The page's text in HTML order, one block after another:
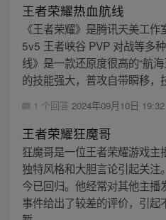
王者荣耀热血航线
《王者荣耀》是腾讯天美工
5v5 王者峡谷 PVP 对战等多
线》是一款还原度很高的“航
的技能强大，普攻自带瞬移，
1 个回答 2024年09月10日 19:32
王者荣耀狂魔哥
狂魔哥是一位王者荣耀游戏主
独特风格和大胆言论引起关注
今已回归。他经常对其他主
事件给出了较差的评价，引起